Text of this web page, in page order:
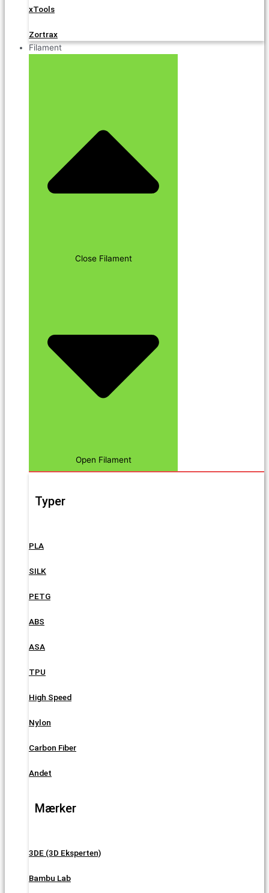
xTools
Zortrax
Filament
Close Filament
Open Filament
Typer
PLA
SILK
PETG
ABS
ASA
TPU
High Speed
Nylon
Carbon Fiber
Andet
Mærker
3DE (3D Eksperten)
Bambu Lab